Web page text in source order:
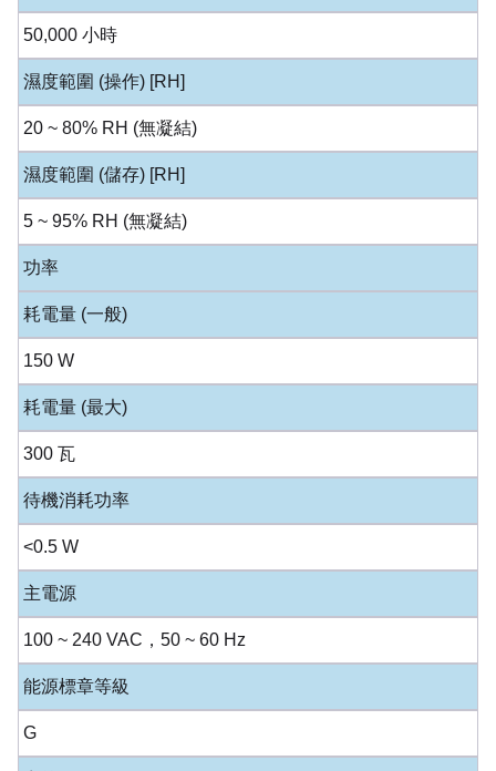
50,000 小時
濕度範圍 (操作) [RH]
20 ~ 80% RH (無凝結)
濕度範圍 (儲存) [RH]
5 ~ 95% RH (無凝結)
功率
耗電量 (一般)
150 W
耗電量 (最大)
300 瓦
待機消耗功率
<0.5 W
主電源
100 ~ 240 VAC，50 ~ 60 Hz
能源標章等級
G